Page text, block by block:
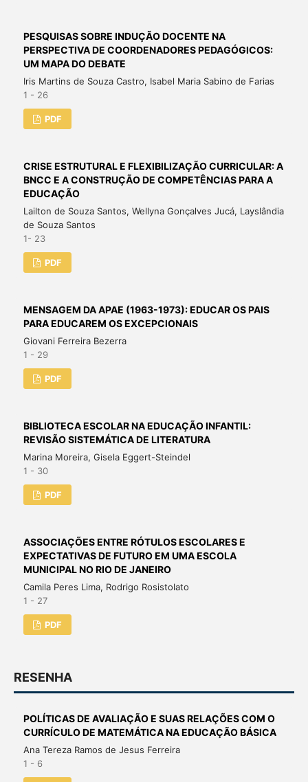
PESQUISAS SOBRE INDUÇÃO DOCENTE NA
PERSPECTIVA DE COORDENADORES PEDAGÓGICOS:
UM MAPA DO DEBATE
Iris Martins de Souza Castro, Isabel Maria Sabino de Farias
1 - 26
PDF
CRISE ESTRUTURAL E FLEXIBILIZAÇÃO CURRICULAR: A
BNCC E A CONSTRUÇÃO DE COMPETÊNCIAS PARA A
EDUCAÇÃO
Lailton de Souza Santos, Wellyna Gonçalves Jucá, Layslândia
de Souza Santos
1- 23
PDF
MENSAGEM DA APAE (1963-1973): EDUCAR OS PAIS
PARA EDUCAREM OS EXCEPCIONAIS
Giovani Ferreira Bezerra
1 - 29
PDF
BIBLIOTECA ESCOLAR NA EDUCAÇÃO INFANTIL:
REVISÃO SISTEMÁTICA DE LITERATURA
Marina Moreira, Gisela Eggert-Steindel
1 - 30
PDF
ASSOCIAÇÕES ENTRE RÓTULOS ESCOLARES E
EXPECTATIVAS DE FUTURO EM UMA ESCOLA
MUNICIPAL NO RIO DE JANEIRO
Camila Peres Lima, Rodrigo Rosistolato
1 - 27
PDF
RESENHA
POLÍTICAS DE AVALIAÇÃO E SUAS RELAÇÕES COM O
CURRÍCULO DE MATEMÁTICA NA EDUCAÇÃO BÁSICA
Ana Tereza Ramos de Jesus Ferreira
1 - 6